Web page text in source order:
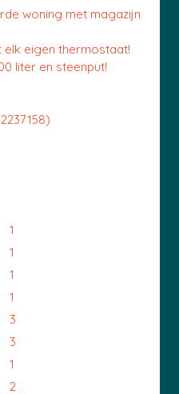
woning met magazijn
elk eigen thermostaat!
liter en steenput!
1
1
1
1
3
3
1
2